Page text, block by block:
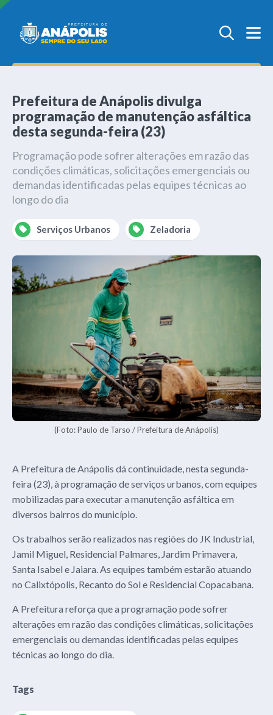
Prefeitura de Anápolis divulga
programação de manutenção asfáltica
desta segunda-feira (23)
Programação pode sofrer alterações em razão das
condições climáticas, solicitações emergenciais ou
demandas identificadas pelas equipes técnicas ao
longo do dia
Serviços Urbanos Zeladoria
(Foto: Paulo de Tarso / Prefeitura de Anápolis)
A Prefeitura de Anápolis dá continuidade, nesta segunda-
feira (23), à programação de serviços urbanos, com equipes
mobilizadas para executar a manutenção asfáltica em
diversos bairros do município.
Os trabalhos serão realizados nas regiões do JK Industrial,
Jamil Miguel, Residencial Palmares, Jardim Primavera,
Santa Isabel e Jaiara. As equipes também estarão atuando
no Calixtópolis, Recanto do Sol e Residencial Copacabana.
A Prefeitura reforça que a programação pode sofrer
alterações em razão das condições climáticas, solicitações
emergenciais ou demandas identificadas pelas equipes
técnicas ao longo do dia.
Tags